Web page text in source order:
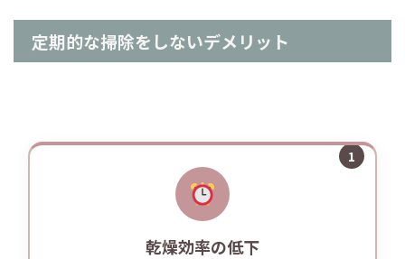
定期的な掃除をしないデメリット
1
乾燥効率の低下